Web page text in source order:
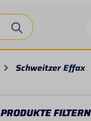
Schweitzer Effax
PRODUKTE FILTERN